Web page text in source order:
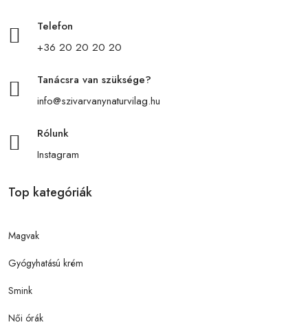
Telefon
+36 20 20 20 20
Tanácsra van szüksége?
info@szivarvanynaturvilag.hu
Rólunk
Instagram
Top kategóriák
Magvak
Gyógyhatású krém
Smink
Női órák